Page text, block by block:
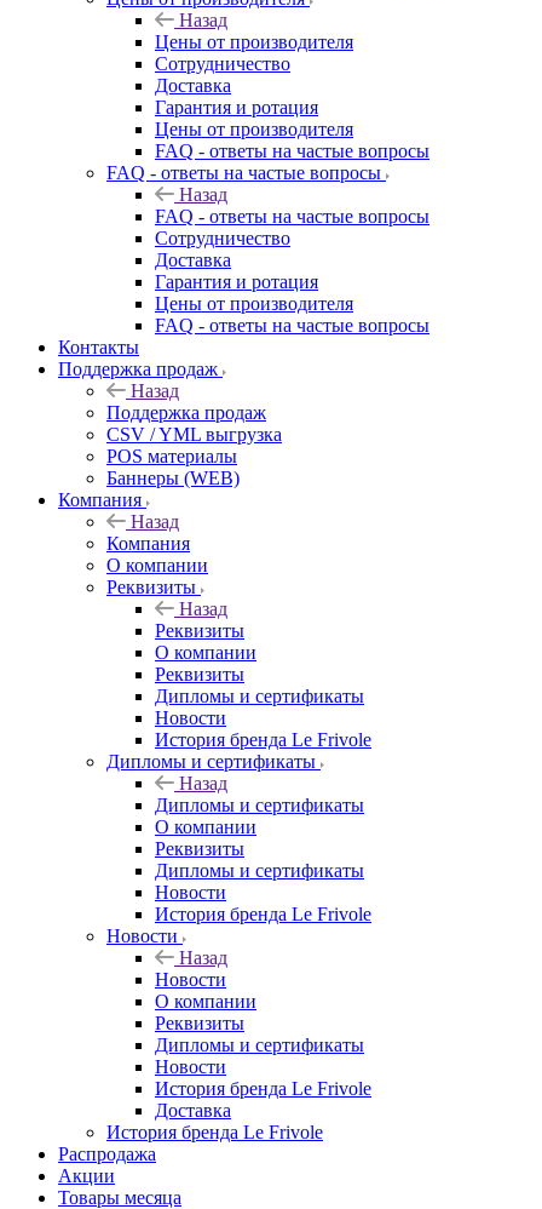
Назад
Цены от производителя
Сотрудничество
Доставка
Гарантия и ротация
Цены от производителя
FAQ - ответы на частые вопросы
FAQ - ответы на частые вопросы
Назад
FAQ - ответы на частые вопросы
Сотрудничество
Доставка
Гарантия и ротация
Цены от производителя
FAQ - ответы на частые вопросы
Контакты
Поддержка продаж
Назад
Поддержка продаж
CSV / YML выгрузка
POS материалы
Баннеры (WEB)
Компания
Назад
Компания
О компании
Реквизиты
Назад
Реквизиты
О компании
Реквизиты
Дипломы и сертификаты
Новости
История бренда Le Frivole
Дипломы и сертификаты
Назад
Дипломы и сертификаты
О компании
Реквизиты
Дипломы и сертификаты
Новости
История бренда Le Frivole
Новости
Назад
Новости
О компании
Реквизиты
Дипломы и сертификаты
Новости
История бренда Le Frivole
Доставка
История бренда Le Frivole
Распродажа
Акции
Товары месяца